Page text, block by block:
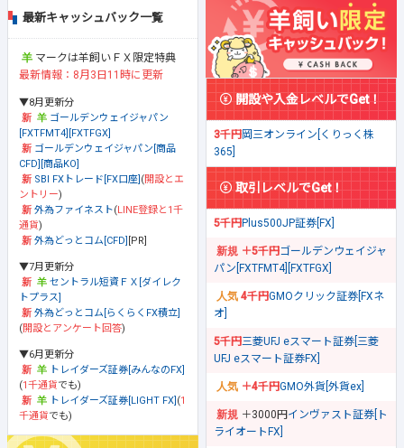
最新キャッシュバック一覧
マークは羊飼いＦＸ限定特典
最新情報：8月3日11時に更新
▼8月更新分
ゴールデンウェイジャパン
[FXTFMT4][FXTFGX]
ゴールデンウェイジャパン[商品
CFD][商品KO]
SBI FXトレード[FX口座] (開設とエ
ントリー)
外為ファイネスト(LINE登録と1千
通貨)
外為どっとコム[CFD]
[PR]
▼7月更新分
セントラル短資ＦＸ[ダイレク
トプラス]
外為どっとコム[らくらくFX積立]
(開設とアンケート回答)
▼6月更新分
トレイダーズ証券[みんなのFX]
(1千通貨でも)
トレイダーズ証券[LIGHT FX] (1
千通貨でも)
開設や入金レベルでGet！
3千円岡三オンライン[くりっく株
365]
取引レベルでGet！
5千円Plus500JP証券[FX]
＋5千円ゴールデンウェイジャ
パン[FXTFMT4][FXTFGX]
4千円GMOクリック証券[FXネ
オ]
5千円三菱UFJ eスマート証券[三菱
UFJ eスマート証券FX]
＋4千円GMO外貨[外貨ex]
＋3000円インヴァスト証券[ト
ライオートFX]